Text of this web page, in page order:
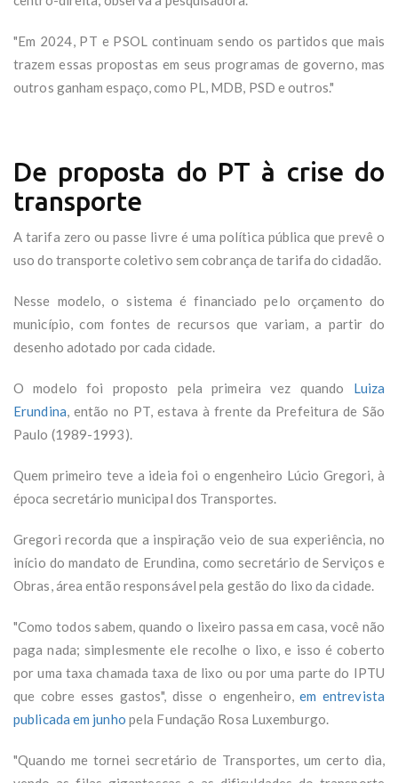
"Em 2024, PT e PSOL continuam sendo os partidos que mais
trazem essas propostas em seus programas de governo, mas
outros ganham espaço, como PL, MDB, PSD e outros."
De proposta do PT à crise do
transporte
A tarifa zero ou passe livre é uma política pública que prevê o
uso do transporte coletivo sem cobrança de tarifa do cidadão.
Nesse modelo, o sistema é financiado pelo orçamento do
município, com fontes de recursos que variam, a partir do
desenho adotado por cada cidade.
O modelo foi proposto pela primeira vez quando Luiza
Erundina , então no PT, estava à frente da Prefeitura de São
Paulo (1989-1993).
Quem primeiro teve a ideia foi o engenheiro Lúcio Gregori, à
época secretário municipal dos Transportes.
Gregori recorda que a inspiração veio de sua experiência, no
início do mandato de Erundina, como secretário de Serviços e
Obras, área então responsável pela gestão do lixo da cidade.
"Como todos sabem, quando o lixeiro passa em casa, você não
paga nada; simplesmente ele recolhe o lixo, e isso é coberto
por uma taxa chamada taxa de lixo ou por uma parte do IPTU
que cobre esses gastos", disse o engenheiro,em entrevista
publicada em junho pela Fundação Rosa Luxemburgo.
"Quando me tornei secretário de Transportes, um certo dia,